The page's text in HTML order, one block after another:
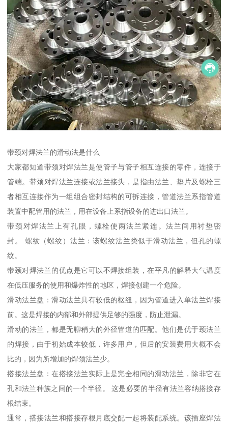
带颈对焊法兰的滑动法是什么
大家都知道带颈对焊法兰是使管子与管子相互连接的零件，连接于
管端。带颈对焊法兰连接或法兰接头，是指由法兰、垫片及螺栓三
者相互连接作为一组组合密封结构的可拆连接，管道法兰系指管道
装置中配管用的法兰，用在设备上系指设备的进出口法兰。
带颈对焊法兰上有孔眼，螺栓使两法兰紧连。法兰间用衬垫密
封。 螺纹（螺纹）法兰：该螺纹法兰类似于滑动法兰，但孔的螺
纹。
带颈对焊法兰的优点是它可以不焊接组装，在平凡的解释大气温度
在低压服务的使用和爆炸性的地区，焊接创建一个危险。
滑动法兰盘：滑动法兰具有较低的枢纽，因为管道进入单法兰焊接
前。这是焊接的内部和外部提供足够的强度，防止泄漏。
滑动的法兰，都是无聊稍大的外径管道的匹配。他们是优于颈法兰
的焊接，由于初始成本较低，许多用户，但后的安装费用大概不会
比的，因为所增加的焊颈法兰少。
搭接法兰盘：在搭接法兰实际上是完全相同的滑动法兰，除非它在
孔和法兰种族之间的一个半径。 这是必要的半径有法兰容纳搭接存
根结束。
通常，搭接法兰和搭接存根月底交配一起将装配系统。该插座焊法